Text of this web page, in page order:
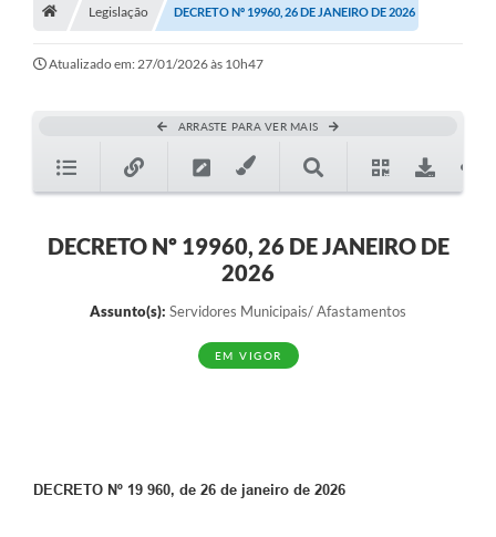
A História
Galeria de Fotos
Legislação
Legislação DECRETO Nº 19960, 26 DE JANEIRO DE 2026
Atualizado em: 27/01/2026 às 10h47
ARRASTE PARA VER MAIS
DECRETO Nº 19960, 26 DE JANEIRO DE
2026
Assunto(s): Servidores Municipais/ Afastamentos
EM VIGOR
DECRETO Nº 19 960, de 26 de janeiro de 2026